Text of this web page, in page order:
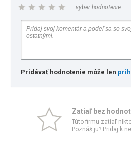
vyber hodnotenie
Pridávať hodnotenie môže len
Zatiaľ bez
Túto firmu zatiaľ
Poznáš ju? Pridaj k